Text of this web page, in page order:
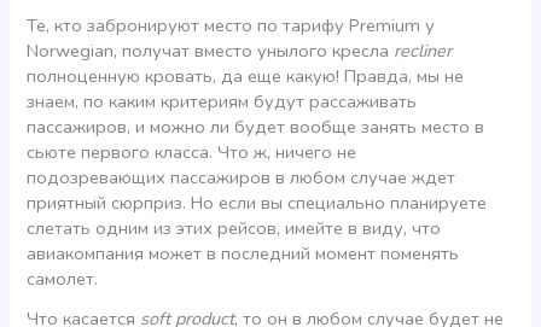
Те, кто забронируют место по тарифу Premium у
Norwegian, получат вместо унылого кресла recliner
полноценную кровать, да еще какую! Правда, мы не
знаем, по каким критериям будут рассаживать
пассажиров, и можно ли будет вообще занять место в
сьюте первого класса. Что ж, ничего не
подозревающих пассажиров в любом случае ждет
приятный сюрприз. Но если вы специально планируете
слетать одним из этих рейсов, имейте в виду, что
авиакомпания может в последний момент поменять
самолет.
Что касается soft product, то он в любом случае будет не